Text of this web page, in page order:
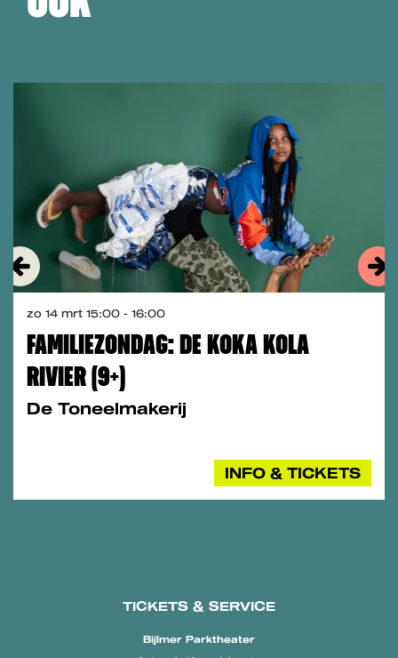
FAMILIEZONDAG: DE KOKA KOLA
RIVIER (9+)
De Toneelmakerij
zo 14 mrt 15:00 - 16:00
INFO & TICKETS
TICKETS & SERVICE
Bijlmer Parktheater